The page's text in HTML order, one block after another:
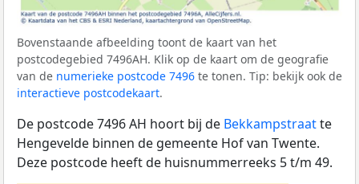
Bovenstaande afbeelding toont de kaart van het
postcodegebied 7496AH. Klik op de kaart om de geografie
van de numerieke postcode 7496 te tonen. Tip: bekijk ook de
interactieve postcodekaart.
De postcode 7496 AH hoort bij de Bekkampstraatte
Hengevelde binnen de gemeente Hof van Twente.
Deze postcode heeft de huisnummerreeks 5 t/m 49.